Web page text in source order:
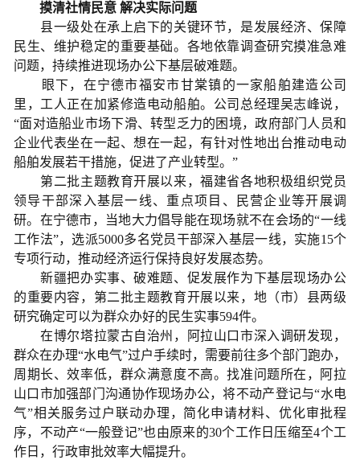
摸清社情民意 解决实际问题
县一级处在承上启下的关键环节，是发展经济、保障
民生、维护稳定的重要基础。各地依靠调查研究摸准急难
问题，持续推进现场办公下基层破难题。
眼下，在宁德市福安市甘棠镇的一家船舶建造公司
里，工人正在加紧修造电动船舶。公司总经理吴志峰说，
“面对造船业市场下滑、转型乏力的困境，政府部门人员和
企业代表坐在一起、想在一起，有针对性地出台推动电动
船舶发展若干措施，促进了产业转型。”
第二批主题教育开展以来，福建省各地积极组织党员
领导干部深入基层一线、重点项目、民营企业等开展调
研。在宁德市，当地大力倡导能在现场就不在会场的“一线
工作法”，选派5000多名党员干部深入基层一线，实施15个
专项行动，推动经济运行保持良好发展态势。
新疆把办实事、破难题、促发展作为下基层现场办公
的重要内容，第二批主题教育开展以来，地（市）县两级
研究确定可以为群众办好的民生实事594件。
在博尔塔拉蒙古自治州，阿拉山口市深入调研发现，
群众在办理“水电气”过户手续时，需要前往多个部门跑办，
周期长、效率低，群众满意度不高。找准问题所在，阿拉
山口市加强部门沟通协作现场办公，将不动产登记与“水电
气”相关服务过户联动办理，简化申请材料、优化审批程
序，不动产“一般登记”也由原来的30个工作日压缩至4个工
作日，行政审批效率大幅提升。